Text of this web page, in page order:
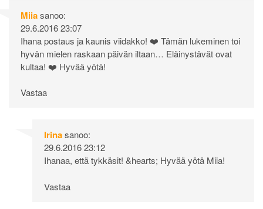
Miiasanoo:
29.6.2016 23:07
Ihana postaus ja kaunis viidakko! ❤️ Tämän lukeminen toi
hyvän mielen raskaan päivän iltaan… Eläinystävät ovat
kultaa! ❤️ Hyvää yötä!
Vastaa
Irinasanoo:
29.6.2016 23:12
Ihanaa, että tykkäsit! &hearts; Hyvää yötä Miia!
Vastaa